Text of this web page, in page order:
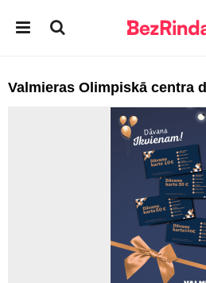
Valmieras Olimpiskā centra